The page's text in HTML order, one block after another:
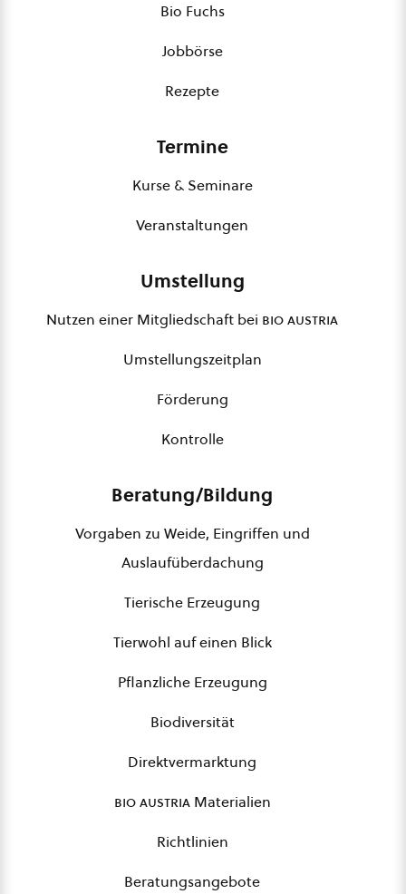
Bio Fuchs
Jobbörse
Rezepte
Termine
Kurse & Seminare
Veranstaltungen
Umstellung
Nutzen einer Mitgliedschaft bei bio austria
Umstellungszeitplan
Förderung
Kontrolle
Beratung/Bildung
Vorgaben zu Weide, Eingriffen und
Auslaufüberdachung
Tierische Erzeugung
Tierwohl auf einen Blick
Pflanzliche Erzeugung
Biodiversität
Direktvermarktung
bio austriaMaterialien
Richtlinien
Beratungsangebote